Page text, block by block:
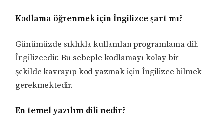
Kodlama öğrenmek için İngilizce şart mı?
Günümüzde sıklıkla kullanılan programlama dili
İngilizcedir. Bu sebeple kodlamayı kolay bir
şekilde kavrayıp kod yazmak için İngilizce bilmek
gerekmektedir.
En temel yazılım dili nedir?